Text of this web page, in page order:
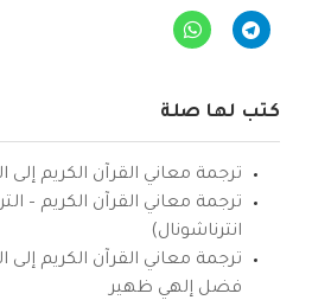
كتب لها صلة
ترجمة معاني القرآن الكريم إلى
ترجمة معاني القرآن الكريم –
انترناشونال)
ترجمة معاني القرآن الكريم إلى
فضل إلهي ظهير